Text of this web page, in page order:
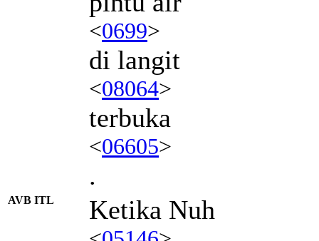
<0699>
di langit
<08064>
terbuka
<06605>
.
AVB ITL Ketika Nuh